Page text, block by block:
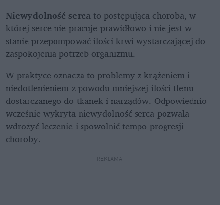
Niewydolność serca to postępująca choroba, w
której serce nie pracuje prawidłowo i nie jest w
stanie przepompować ilości krwi wystarczającej do
zaspokojenia potrzeb organizmu.
W praktyce oznacza to problemy z krążeniem i
niedotlenieniem z powodu mniejszej ilości tlenu
dostarczanego do tkanek i narządów. Odpowiednio
wcześnie wykryta niewydolność serca pozwala
wdrożyć leczenie i spowolnić tempo progresji
choroby.
REKLAMA